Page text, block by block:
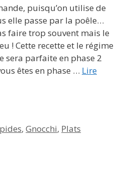
puisqu’on utilise de
elle passe par la poêle…
faire trop souvent mais le
! Cette recette et le régime
sera parfaite en phase 2
êtes en phase … Lire
,Gnocchi, Plats